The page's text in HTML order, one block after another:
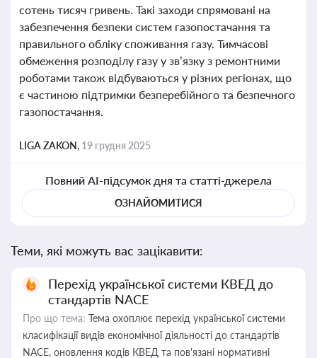
сотень тисяч гривень. Такі заходи спрямовані на
забезпечення безпеки систем газопостачання та
правильного обліку споживання газу. Тимчасові
обмеження розподілу газу у зв’язку з ремонтними
роботами також відбуваються у різних регіонах, що
є частиною підтримки безперебійного та безпечного
газопостачання.
LIGA ZAKON, 19 грудня 2025
Повний AI-підсумок дня та статті-джерела
ОЗНАЙОМИТИСЯ
Теми, які можуть вас зацікавити:
Перехід української системи КВЕД до
стандартів NACE
Про що тема: Тема охоплює перехід української системи
класифікації видів економічної діяльності до стандартів
NACE, оновлення кодів КВЕД та пов'язані нормативні